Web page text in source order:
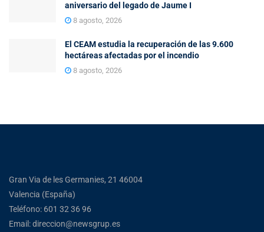
aniversario del legado de Jaume I
8 agosto, 2026
El CEAM estudia la recuperación de las 9.600
hectáreas afectadas por el incendio
8 agosto, 2026
Gran Via de les Germanies, 21 46004
Valencia (España)
Teléfono: 601 32 36 96
Email: direccion@newsgrup.es